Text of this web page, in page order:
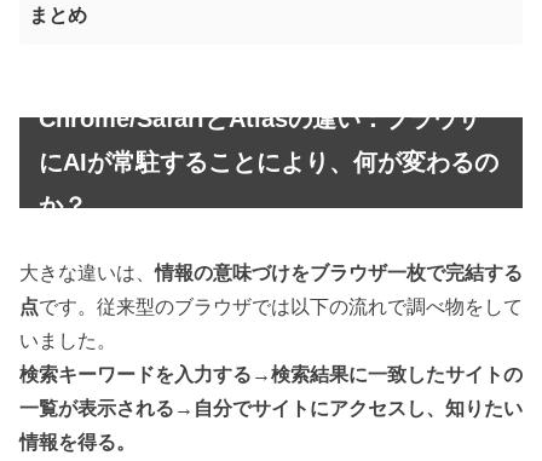
まとめ
Chrome/SafariとAtlasの違い：ブラウザ
にAIが常駐することにより、何が変わるの
か？
大きな違いは、情報の意味づけをブラウザ一枚で完結する
点です。従来型のブラウザでは以下の流れで調べ物をして
いました。
検索キーワードを入力する→検索結果に一致したサイトの
一覧が表示される→自分でサイトにアクセスし、知りたい
情報を得る。